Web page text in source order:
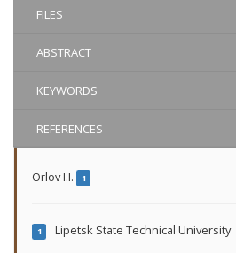
FILES
ABSTRACT
KEYWORDS
REFERENCES
Orlov I.I. 1
1 Lipetsk State Technical University